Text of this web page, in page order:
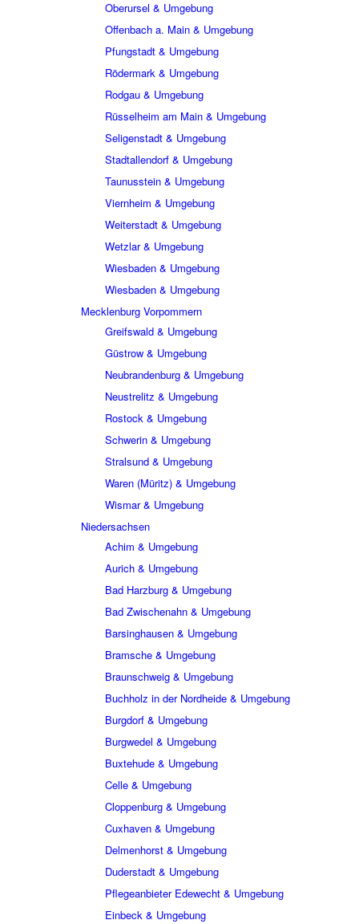
Oberursel & Umgebung
Offenbach a. Main & Umgebung
Pfungstadt & Umgebung
Rödermark & Umgebung
Rodgau & Umgebung
Rüsselheim am Main & Umgebung
Seligenstadt & Umgebung
Stadtallendorf & Umgebung
Taunusstein & Umgebung
Viernheim & Umgebung
Weiterstadt & Umgebung
Wetzlar & Umgebung
Wiesbaden & Umgebung
Wiesbaden & Umgebung
Mecklenburg Vorpommern
Greifswald & Umgebung
Güstrow & Umgebung
Neubrandenburg & Umgebung
Neustrelitz & Umgebung
Rostock & Umgebung
Schwerin & Umgebung
Stralsund & Umgebung
Waren (Müritz) & Umgebung
Wismar & Umgebung
Niedersachsen
Achim & Umgebung
Aurich & Umgebung
Bad Harzburg & Umgebung
Bad Zwischenahn & Umgebung
Barsinghausen & Umgebung
Bramsche & Umgebung
Braunschweig & Umgebung
Buchholz in der Nordheide & Umgebung
Burgdorf & Umgebung
Burgwedel & Umgebung
Buxtehude & Umgebung
Celle & Umgebung
Cloppenburg & Umgebung
Cuxhaven & Umgebung
Delmenhorst & Umgebung
Duderstadt & Umgebung
Pflegeanbieter Edewecht & Umgebung
Einbeck & Umgebung